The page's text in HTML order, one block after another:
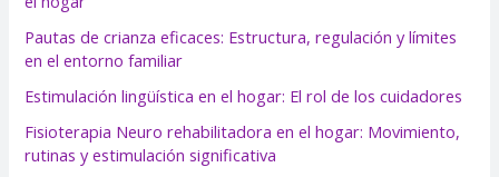
Pautas de crianza eficaces: Estructura, regulación y límites
en el entorno familiar
Estimulación lingüística en el hogar: El rol de los cuidadores
Fisioterapia Neuro rehabilitadora en el hogar: Movimiento,
rutinas y estimulación significativa